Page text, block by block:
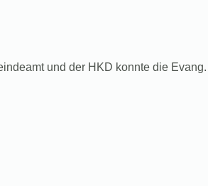
und der HKD konnte die